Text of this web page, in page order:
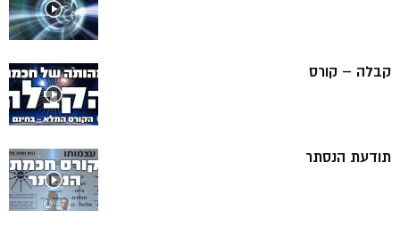
קבלה – קורס
תודעת הנסתר